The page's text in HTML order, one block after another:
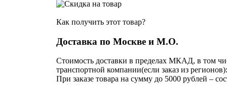
Как получить этот товар?
Доставка по Москве и М.О.
Стоимость доставки в пределах МКАД, в том
транспортной компании(если заказ из регионов):
При заказе товара на сумму до 5000 рублей –